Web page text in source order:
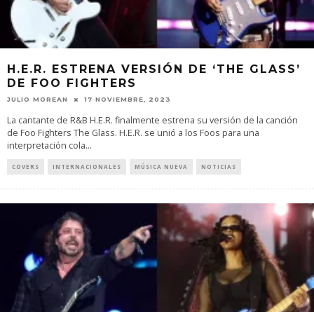
H.E.R. ESTRENA VERSIÓN DE ‘THE GLASS’
DE FOO FIGHTERS
JULIO MOREAN 17 NOVIEMBRE, 2023
La cantante de R&B H.E.R. finalmente estrena su versión de la canción
de Foo Fighters The Glass. H.E.R. se unió a los Foos para una
interpretación cola...
COVERS INTERNACIONALES MÚSICA NUEVA NOTICIAS